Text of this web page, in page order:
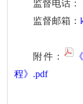
监督电话：
监督邮箱：
附件：
程》.pdf